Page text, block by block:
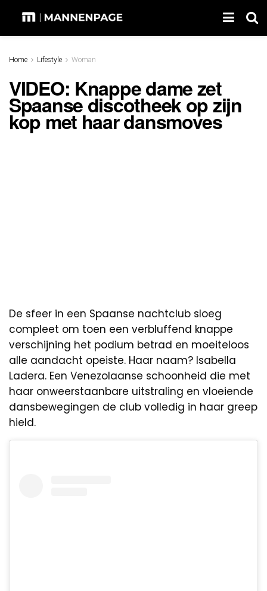
Home Lifestyle Woman
VIDEO: Knappe dame zet
Spaanse discotheek op zijn
kop met haar dansmoves
De sfeer in een Spaanse nachtclub sloeg
compleet om toen een verbluffend knappe
verschijning het podium betrad en moeiteloos
alle aandacht opeiste. Haar naam? Isabella
Ladera. Een Venezolaanse schoonheid die met
haar onweerstaanbare uitstraling en vloeiende
dansbewegingen de club volledig in haar greep
hield.